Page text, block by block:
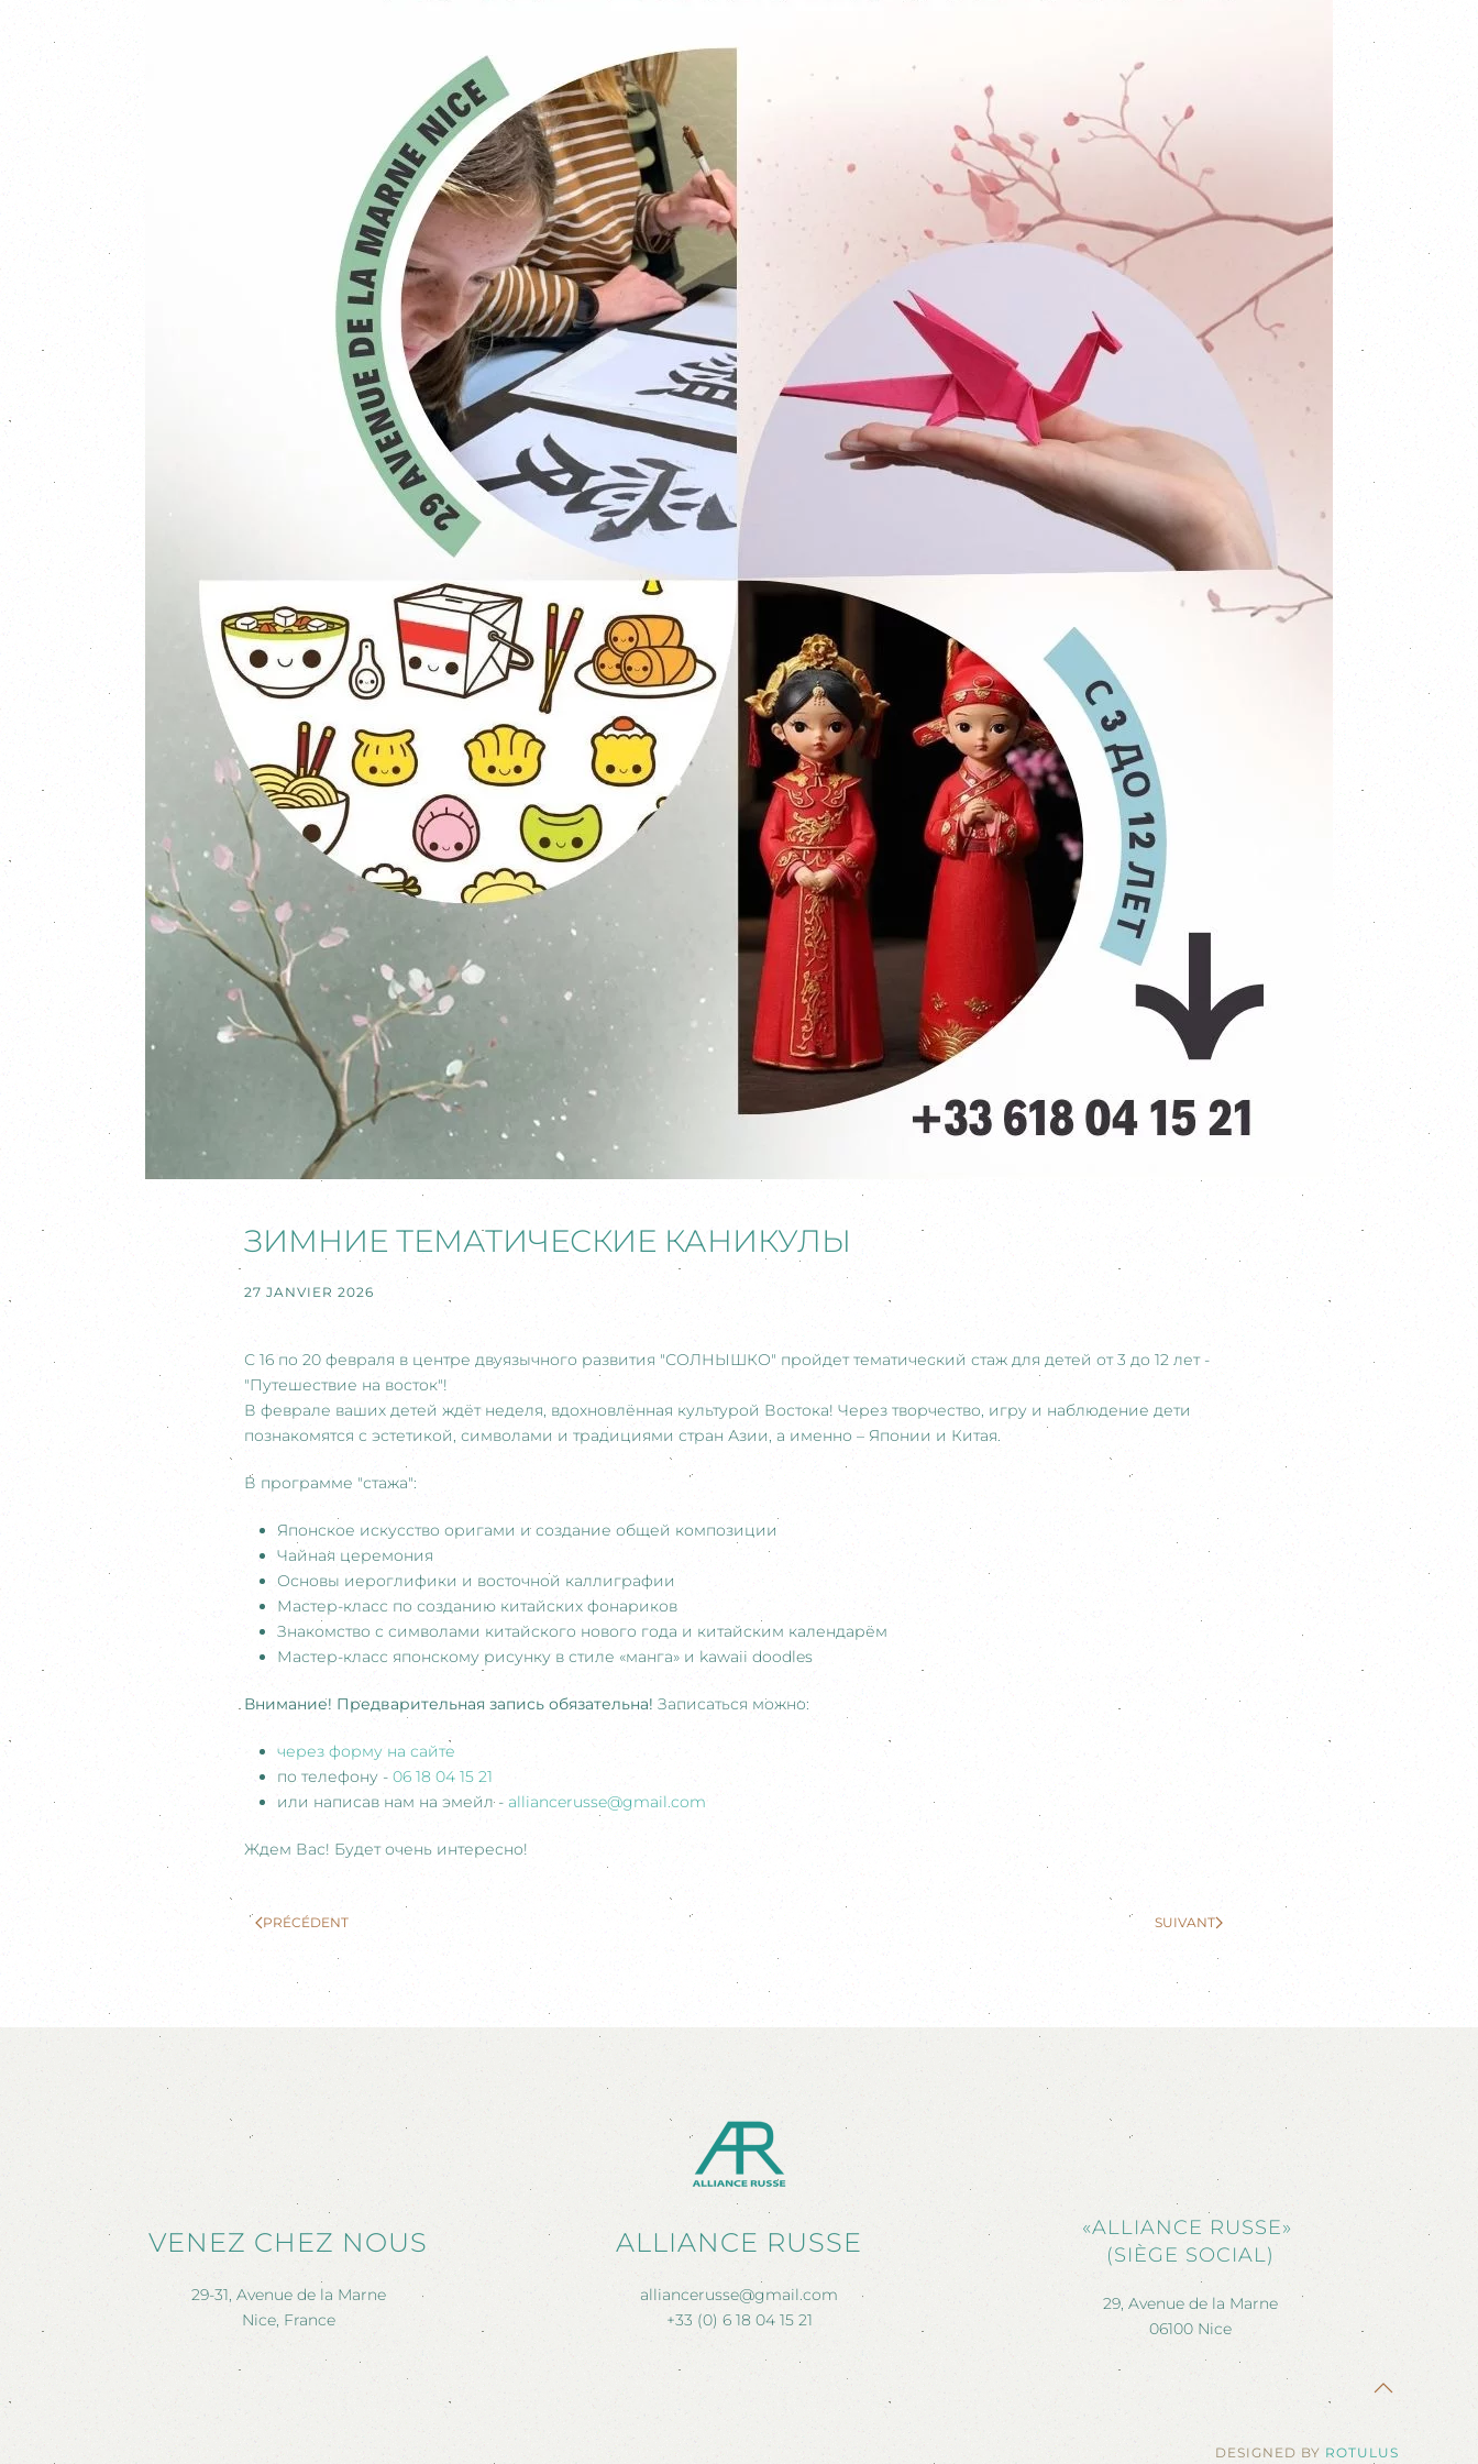
ЗИМНИЕ ТЕМАТИЧЕСКИЕ КАНИКУЛЫ
27 JANVIER 2026
С 16 по 20 февраля в центре двуязычного развития "СОЛНЫШКО" пройдет тематический стаж для детей от 3 до 12 лет -
"Путешествие на восток"!
В феврале ваших детей ждёт неделя, вдохновлённая культурой Востока! Через творчество, игру и наблюдение дети
познакомятся с эстетикой, символами и традициями стран Азии, а именно – Японии и Китая.
В программе "стажа":
Японское искусство оригами и создание общей композиции
⁠⁠Чайная церемония
Основы иероглифики и восточной каллиграфии
Мастер-класс по созданию китайских фонариков
Знакомство с символами китайского нового года и китайским календарём
⁠Мастер-класс японскому рисунку в стиле «манга» и kawaii doodles
Внимание! Предварительная запись обязательна! Записаться можно:
через форму на сайте
по телефону - 06 18 04 15 21
или написав нам на эмейл - alliancerusse@gmail.com
Ждем Вас! Будет очень интересно!
PRÉCÉDENT SUIVANT
VENEZ CHEZ NOUS
29-31, Avenue de la Marne
Nice, France
ALLIANCE RUSSE
alliancerusse@gmail.com
+33 (0) 6 18 04 15 21
«ALLIANCE RUSSE»
(SIÈGE SOCIAL)
29, Avenue de la Marne
06100 Nice
DESIGNED BY ROTULUS